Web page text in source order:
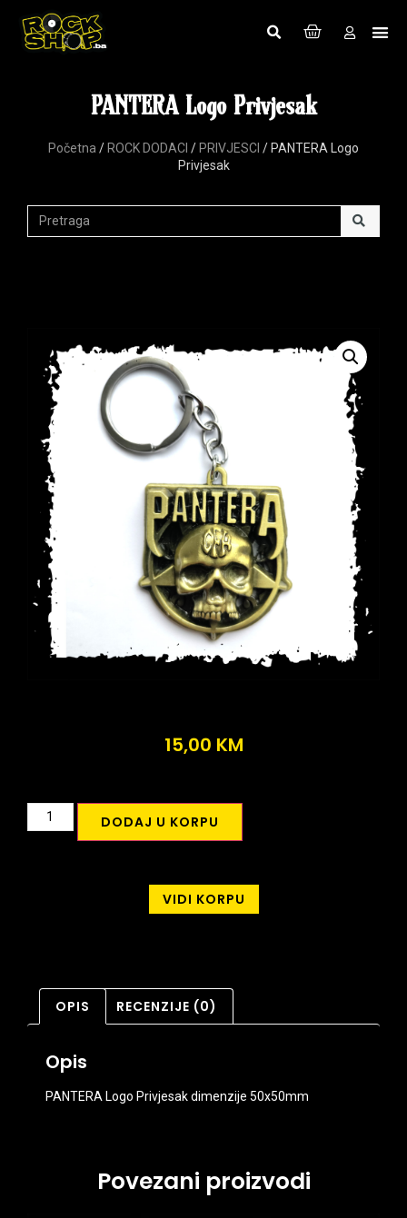
PANTERA Logo Privjesak
Početna / ROCK DODACI / PRIVJESCI / PANTERA Logo
Privjesak
15,00 KM
DODAJ U KORPU
VIDI KORPU
OPIS RECENZIJE (0)
Opis
PANTERA Logo Privjesak dimenzije 50x50mm
Povezani proizvodi